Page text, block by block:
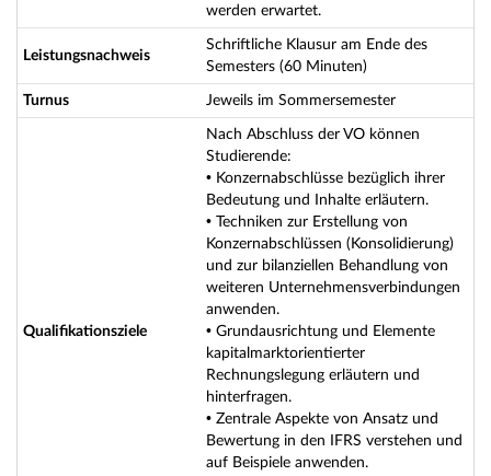
werden erwartet.
Leistungsnachweis
Schriftliche Klausur am Ende des
Semesters (60 Minuten)
Turnus Jeweils im Sommersemester
Qualifikationsziele
Nach Abschluss der VO können
Studierende:
• Konzernabschlüsse bezüglich ihrer
Bedeutung und Inhalte erläutern.
• Techniken zur Erstellung von
Konzernabschlüssen (Konsolidierung)
und zur bilanziellen Behandlung von
weiteren Unternehmensverbindungen
anwenden.
• Grundausrichtung und Elemente
kapitalmarktorientierter
Rechnungslegung erläutern und
hinterfragen.
• Zentrale Aspekte von Ansatz und
Bewertung in den IFRS verstehen und
auf Beispiele anwenden.